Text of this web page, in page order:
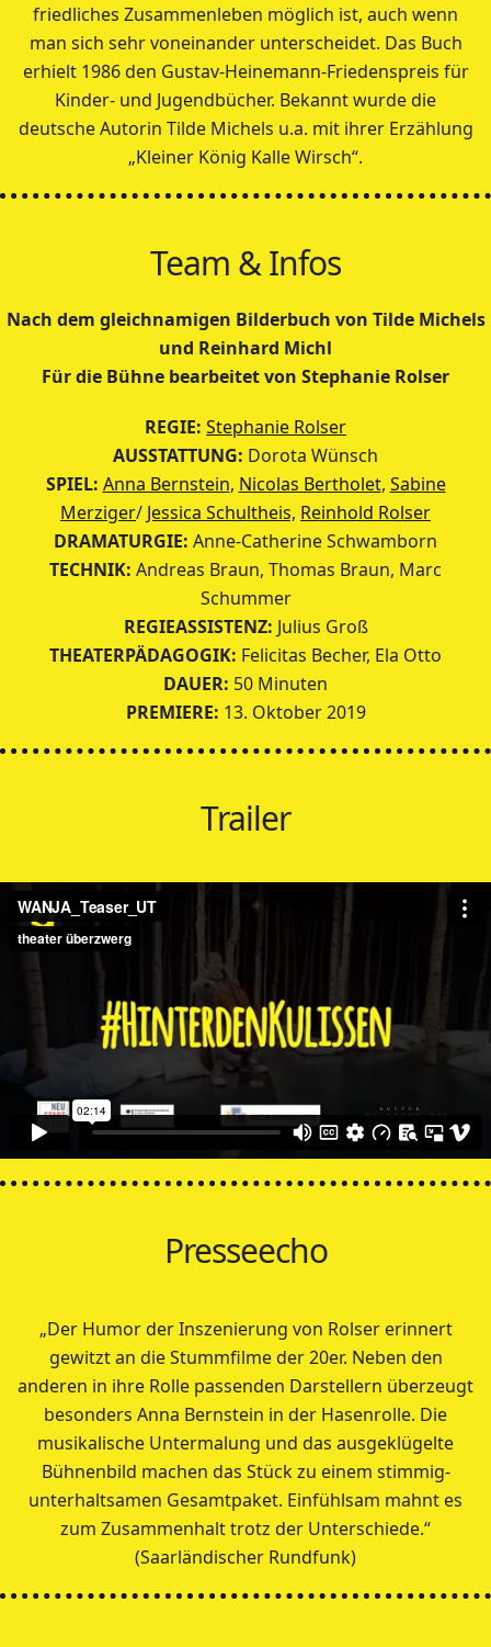
friedliches Zusammenleben möglich ist, auch wenn
man sich sehr voneinander unterscheidet. Das Buch
erhielt 1986 den Gustav-Heinemann-Friedenspreis für
Kinder- und Jugendbücher. Bekannt wurde die
deutsche Autorin Tilde Michels u.a. mit ihrer Erzählung
„Kleiner König Kalle Wirsch“.
Team & Infos
Nach dem gleichnamigen Bilderbuch von Tilde Michels
und Reinhard Michl
Für die Bühne bearbeitet von Stephanie Rolser
REGIE: Stephanie Rolser
AUSSTATTUNG: Dorota Wünsch
SPIEL: Anna Bernstein, Nicolas Bertholet, Sabine
Merziger/ Jessica Schultheis, Reinhold Rolser
DRAMATURGIE: Anne-Catherine Schwamborn
TECHNIK: Andreas Braun, Thomas Braun, Marc
Schummer
REGIEASSISTENZ: Julius Groß
THEATERPÄDAGOGIK: Felicitas Becher, Ela Otto
DAUER: 50 Minuten
PREMIERE: 13. Oktober 2019
Trailer
Presseecho
„Der Humor der Inszenierung von Rolser erinnert
gewitzt an die Stummfilme der 20er. Neben den
anderen in ihre Rolle passenden Darstellern überzeugt
besonders Anna Bernstein in der Hasenrolle. Die
musikalische Untermalung und das ausgeklügelte
Bühnenbild machen das Stück zu einem stimmig-
unterhaltsamen Gesamtpaket. Einfühlsam mahnt es
zum Zusammenhalt trotz der Unterschiede.“
(Saarländischer Rundfunk)